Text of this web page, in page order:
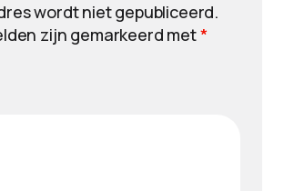
wordt niet gepubliceerd.
zijn gemarkeerd met*